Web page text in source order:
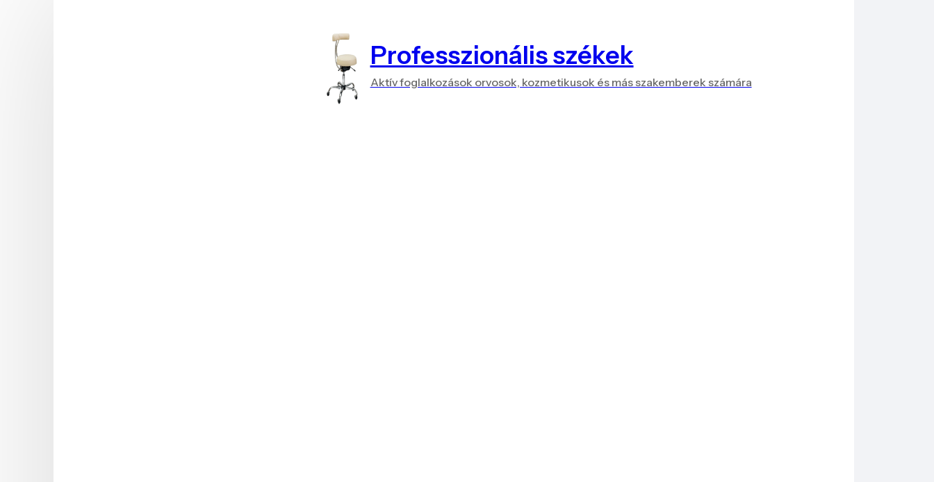
Professzionális székek
Aktív foglalkozások orvosok, kozmetikusok és más szakemberek számára